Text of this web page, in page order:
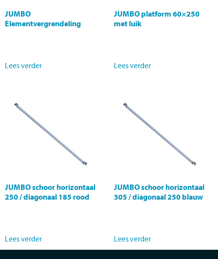
JUMBO
Elementvergrendeling
Lees verder
JUMBO platform 60×250
met luik
Lees verder
JUMBO schoor horizontaal
250 / diagonaal 185 rood
Lees verder
JUMBO schoor horizontaal
305 / diagonaal 250 blauw
Lees verder